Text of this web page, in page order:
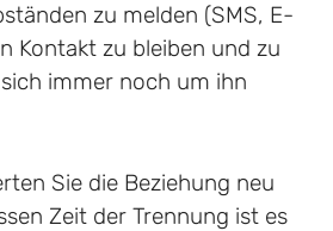
zu melden (SMS, E-
Kontakt zu bleiben und zu
immer noch um ihn
Sie die Beziehung neu
Zeit der Trennung ist es